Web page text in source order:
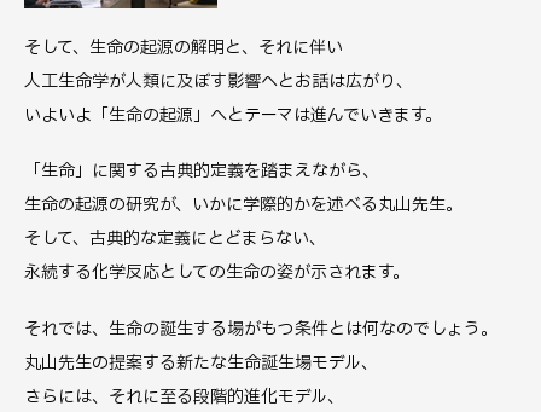
そして、生命の起源の解明と、それに伴い
人工生命学が人類に及ぼす影響へとお話は広がり、
いよいよ「生命の起源」へとテーマは進んでいきます。
「生命」に関する古典的定義を踏まえながら、
生命の起源の研究が、いかに学際的かを述べる丸山先生。
そして、古典的な定義にとどまらない、
永続する化学反応としての生命の姿が示されます。
それでは、生命の誕生する場がもつ条件とは何なのでしょう。
丸山先生の提案する新たな生命誕生場モデル、
さらには、それに至る段階的進化モデル、